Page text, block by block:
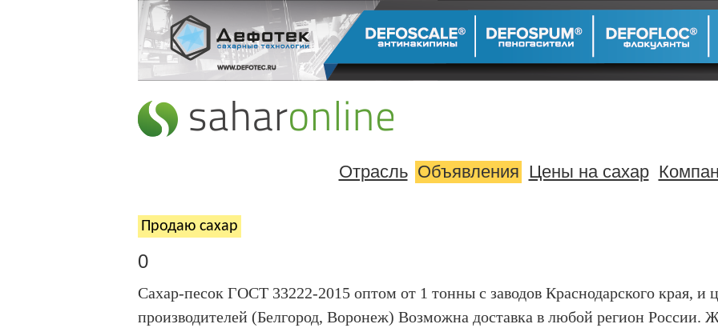
Отрасль Объявления Цены на сахар
Продаю cахар
0
Cахар-песок ГОСТ 33222-2015 оптом от 1 тонны с заводов Краснодарского края, и
производителей (Белгород, Воронеж) Возможна доставка в любой регион России.